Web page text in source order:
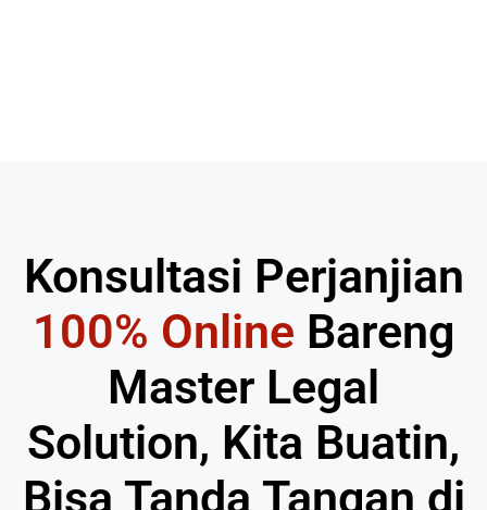
Konsultasi Perjanjian
100% Online Bareng
Master Legal
Solution, Kita Buatin,
Bisa Tanda Tangan di